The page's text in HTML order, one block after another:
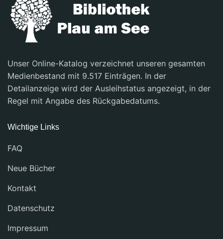
Unser Online-Katalog verzeichnet unseren gesamten
Medienbestand mit 9.517 Einträgen. In der
Detailanzeige wird der Ausleihstatus angezeigt, in der
Regel mit Angabe des Rückgabedatums.
Wichtige Links
FAQ
Neue Bücher
Kontakt
Datenschutz
Impressum